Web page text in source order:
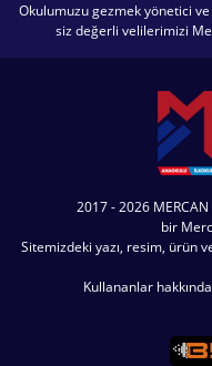
Okulumuzu gezmek yönetici
siz değerli velilerimizi
2017 - 2026 MERCAN
bir
Sitemizdeki yazı, resim, ürün
Kullananlar